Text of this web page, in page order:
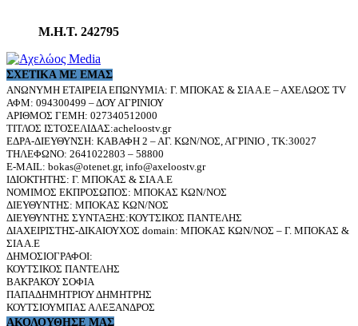
Μ.Η.Τ. 242795
ΣΧΕΤΙΚΆ ΜΕ ΕΜΆΣ
ΑΝΩΝΥΜΗ ΕΤΑΙΡΕΙΑ ΕΠΩΝΥΜΙΑ: Γ. ΜΠΟΚΑΣ & ΣΙΑ Α.Ε – ΑΧΕΛΩΟΣ TV
ΑΦΜ: 094300499 – ΔΟΥ ΑΓΡΙΝΙΟΥ
ΑΡΙΘΜΟΣ ΓΕΜΗ: 027340512000
ΤΙΤΛΟΣ ΙΣΤΟΣΕΛΙΔΑΣ:acheloostv.gr
ΕΔΡΑ-ΔΙΕΥΘΥΝΣΗ: ΚΑΒΑΦΗ 2 – ΑΓ. ΚΩΝ/ΝΟΣ, ΑΓΡΙΝΙΟ , ΤΚ:30027
ΤΗΛΕΦΩΝΟ: 2641022803 – 58800
E-MAIL: bokas@otenet.gr, info@axeloostv.gr
ΙΔΙΟΚΤΗΤΗΣ: Γ. ΜΠΟΚΑΣ & ΣΙΑ Α.Ε
ΝΟΜΙΜΟΣ ΕΚΠΡΟΣΩΠΟΣ: ΜΠΟΚΑΣ ΚΩΝ/ΝΟΣ
ΔΙΕΥΘΥΝΤΗΣ: ΜΠΟΚΑΣ ΚΩΝ/ΝΟΣ
ΔΙΕΥΘΥΝΤΗΣ ΣΥΝΤΑΞΗΣ:ΚΟΥΤΣΙΚΟΣ ΠΑΝΤΕΛΗΣ
ΔΙΑΧΕΙΡΙΣΤΗΣ-ΔΙΚΑΙΟΥΧΟΣ domain: ΜΠΟΚΑΣ ΚΩΝ/ΝΟΣ – Γ. ΜΠΟΚΑΣ &
ΣΙΑ Α.Ε
ΔΗΜΟΣΙΟΓΡΑΦΟΙ:
ΚΟΥΤΣΙΚΟΣ ΠΑΝΤΕΛΗΣ
ΒΑΚΡΑΚΟΥ ΣΟΦΙΑ
ΠΑΠΑΔΗΜΗΤΡΙΟΥ ΔΗΜΗΤΡΗΣ
ΚΟΥΤΣΙΟΥΜΠΑΣ ΑΛΕΞΑΝΔΡΟΣ
ΑΚΟΛΟΥΘΗΣΕ ΜΑΣ